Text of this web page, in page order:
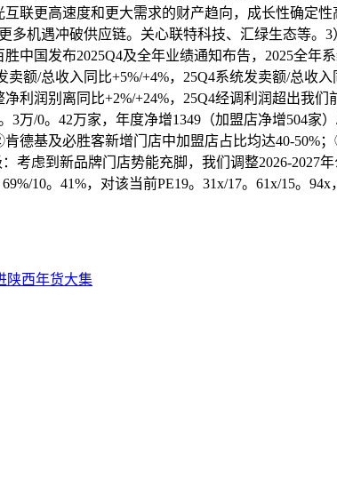
联更高速度和更大需求的财产趋向，成长性确定
机遇冲破供应链。关心联特科技、汇绿生态等。
国发布2025Q4及全年业绩通知布告，2025全年
额/总收入同比+5%/+4%，25Q4系统发卖额/总收
利润别离同比+2%/+24%，25Q4经调利润超出我
万/0。42万家，年度净增1349（加盟店净增504家
德基及必胜客新增门店中加盟店占比均达40-50%
考虑到新品牌门店势能充脚，我们调整2026-2027
10。41%，对该当前PE19。31x/17。61x/15。
陕西年货大集